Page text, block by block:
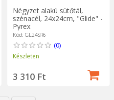
Négyzet alakú sütőtál,
szénacél, 24x24cm, "Glide" -
Pyrex
Kód: GL24SR6
(0)
Készleten
3 310 Ft